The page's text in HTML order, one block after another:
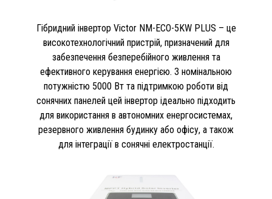
Гібридний інвертор Victor NM-ECO-5KW PLUS – це
високотехнологічний пристрій, призначений для
забезпечення безперебійного живлення та
ефективного керування енергією. З номінальною
потужністю 5000 Вт та підтримкою роботи від
сонячних панелей цей інвертор ідеально підходить
для використання в автономних енергосистемах,
резервного живлення будинку або офісу, а також
для інтеграції в сонячні електростанції.